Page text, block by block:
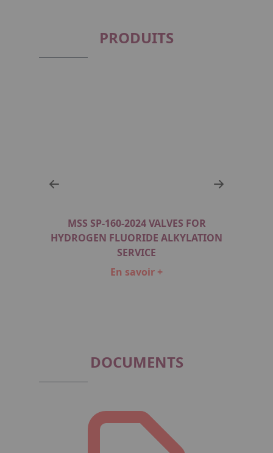
PRODUITS
MSS SP-160-2024 VALVES FOR
HYDROGEN FLUORIDE ALKYLATION
SERVICE
En savoir +
DOCUMENTS